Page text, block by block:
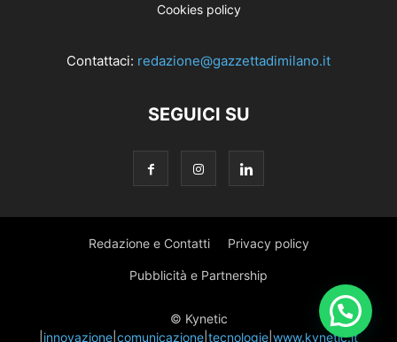
Cookies policy
Contattaci: redazione@gazzettadimilano.it
SEGUICI SU
Redazione e Contatti Privacy policy
Pubblicità e Partnership
© Kynetic
innovazione comunicazione tecnologie www.kynetic.it